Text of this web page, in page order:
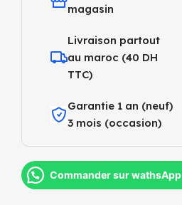
magasin
Livraison partout
au maroc (40 DH
TTC)
Garantie 1 an (neuf)
3 mois (occasion)
Commander sur wathsApp